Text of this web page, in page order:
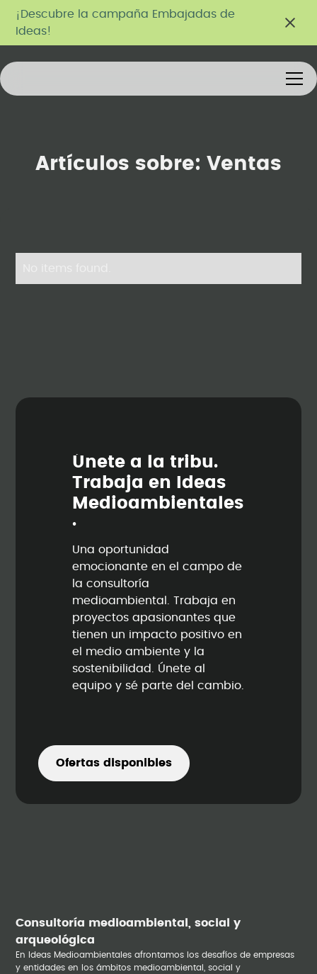
¡Descubre la campaña Embajadas de
Ideas!
Artículos sobre: Ventas
Únete a la tribu.
Trabaja en Ideas
Medioambienta les
.
Una oportunidad
emocionante en el campo de
la consultoría
medioambiental. Trabaja en
proyectos apasionantes que
tienen un impacto positivo en
el medio ambiente y la
sostenibilidad. Únete al
equipo y sé parte del cambio.
Ofertas disponibles
Consultoría medioambiental, social y
arqueológica
En Ideas Medioambientales afrontamos los desafíos de empresas
y entidades en los ámbitos medioambiental, social y